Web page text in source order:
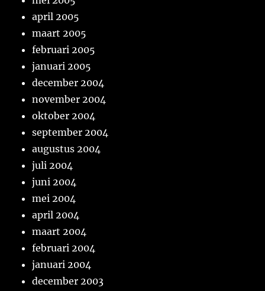
april 2005
maart 2005
februari 2005
januari 2005
december 2004
november 2004
oktober 2004
september 2004
augustus 2004
juli 2004
juni 2004
mei 2004
april 2004
maart 2004
februari 2004
januari 2004
december 2003